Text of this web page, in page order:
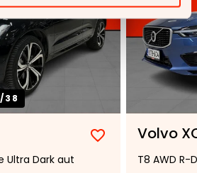
38
Lisää
suosikiksi
Poista
suosikeista
Ultra Dark aut
Volvo
T8 AWD R-